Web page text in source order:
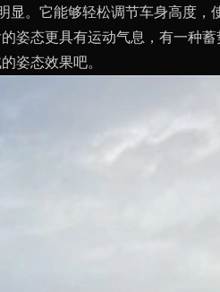
显。它能够轻松调节车身高度，
姿态更具有运动气息，有一种
姿态效果吧。